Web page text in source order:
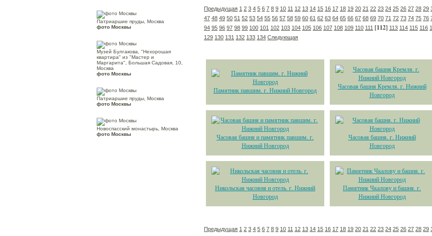
Патриаршие пруды, Москва
фото Москвы
Музей Булгакова, "Нехорошая
квартира" из "Мастер и
Маргарита", Большая Садовая, 10,
Москва
фото Москвы
Патриаршие пруды, Москва
фото Москвы
Новоспасский монастырь, Москва
фото Москвы
Предыдущая 1 2 3 4 5 6 7 8 9 10 11 12 13 14 15 16 17 18 19 20 21 22 23 24 25 26 27 28 29
47 48 49 50 51 52 53 54 55 56 57 58 59 60 61 62 63 64 65 66 67 68 69 70 71 72 73 74 75 76
94 95 96 97 98 99 100 101 102 103 104 105 106 107 108 109 110 111 [112] 113 114 115 116
129 130 131 132 133 134 Следующая
Памятник павшим. г. Нижний Новгород
Часовая башня Кремля. г. Нижний
Новгород
Часовая башня и памятник павшим. г.
Нижний Новгород
Часовая башня. г. Нижний
Новгород
Никольская часовня и отель. г. Нижний
Новгород
Памятник Чкалову и башня. г.
Нижний Новгород
Предыдущая 1 2 3 4 5 6 7 8 9 10 11 12 13 14 15 16 17 18 19 20 21 22 23 24 25 26 27 28 29